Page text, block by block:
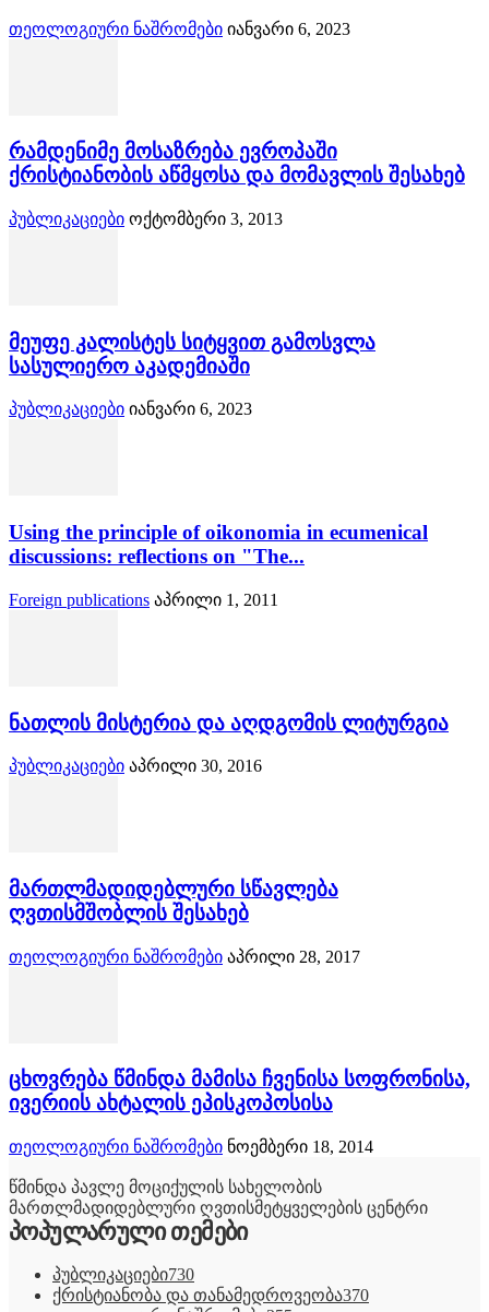
თეოლოგიური ნაშრომები იანვარი 6, 2023
რამდენიმე მოსაზრება ევროპაში
ქრისტიანობის აწმყოსა და მომავლის შესახებ
პუბლიკაციები ოქტომბერი 3, 2013
მეუფე კალისტეს სიტყვით გამოსვლა
სასულიერო აკადემიაში
პუბლიკაციები იანვარი 6, 2023
Using the principle of oikonomia in ecumenical
discussions: reflections on "The...
Foreign publications აპრილი 1, 2011
ნათლის მისტერია და აღდგომის ლიტურგია
პუბლიკაციები აპრილი 30, 2016
მართლმადიდებლური სწავლება
ღვთისმშობლის შესახებ
თეოლოგიური ნაშრომები აპრილი 28, 2017
ცხოვრება წმინდა მამისა ჩვენისა სოფრონისა,
ივერიის ახტალის ეპისკოპოსისა
თეოლოგიური ნაშრომები ნოემბერი 18, 2014
წმინდა პავლე მოციქულის სახელობის
მართლმადიდებლური ღვთისმეტყველების ცენტრი
პოპულარული თემები
პუბლიკაციები730
ქრისტიანობა და თანამედროვეობა370